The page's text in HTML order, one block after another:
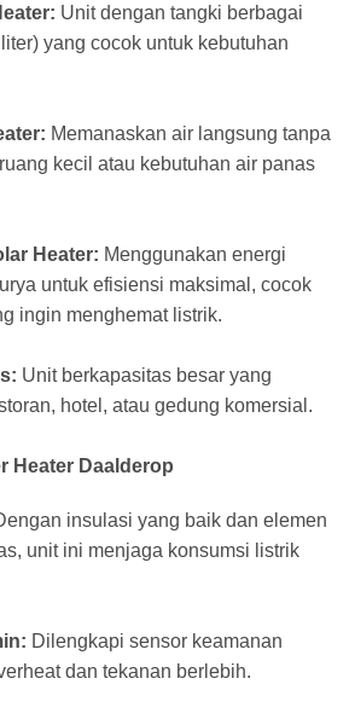
Unit dengan tangki berbagai
yang cocok untuk kebutuhan
Memanaskan air langsung tanpa
kecil atau kebutuhan air panas
Heater: Menggunakan energi
untuk efisiensi maksimal, cocok
ingin menghemat listrik.
Unit berkapasitas besar yang
hotel, atau gedung komersial.
Heater Daalderop
insulasi yang baik dan elemen
unit ini menjaga konsumsi listrik
Dilengkapi sensor keamanan
dan tekanan berlebih.